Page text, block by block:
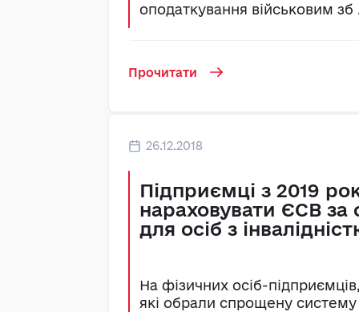
оподаткування військовим зб
Прочитати
26.12.2018
Підприємці з 2019
нараховувати ЄСВ за
для осіб з
На фізичних осіб-
які обрали спрощену